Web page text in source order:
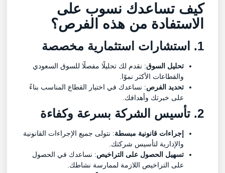
كيف تساعدك نسوب على
الاستفادة من هذه الفرص؟
1. استشارات استثمارية مخصصة
تحليل السوق: نقدم لك تحليلًا مفصلًا للسوق السعودي
والقطاعات الأكثر نموًا.
تحديد الفرص: نساعدك في اختيار القطاع المناسب بناءً
على خبرتك وأهدافك.
2. تأسيس الشركة بسرعة وكفاءة
إجراءات قانونية مبسطة: نتولى جميع الإجراءات القانونية
والإدارية لتأسيس شركتك.
تسهيل الحصول على التراخيص: نساعدك في الحصول
على التراخيص اللازمة لممارسة نشاطك.